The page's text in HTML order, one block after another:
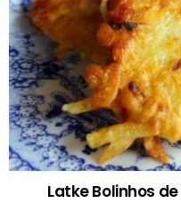
Latke Bolinhos